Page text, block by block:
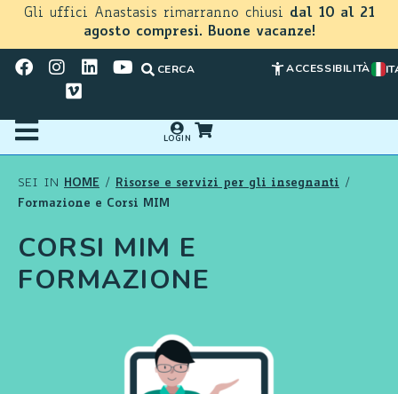
Gli uffici Anastasis rimarranno chiusi dal 10 al 21
agosto compresi. Buone vacanze!
CERCA ACCESSIBILITÀ
LOGIN
SEI IN HOME / Risorse e servizi per gli insegnanti /
Formazione e Corsi MIM
CORSI MIM E
FORMAZIONE